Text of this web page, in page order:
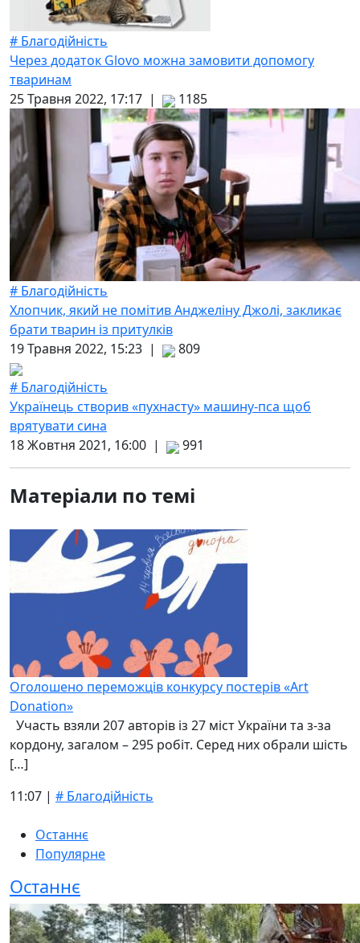
# Благодійність
Через додаток Glovo можна замовити допомогу
тваринам
25 Травня 2022, 17:17 |
1185
# Благодійність
Хлопчик, який не помітив Анджеліну Джолі, закликає
брати тварин із притулків
19 Травня 2022, 15:23 |
809
# Благодійність
Українець створив «пухнасту» машину-пса щоб
врятувати сина
18 Жовтня 2021, 16:00 |
991
Матеріали по темі
Оголошено переможців конкурсу постерів «Art
Donation»
Участь взяли 207 авторів із 27 міст України та з-за
кордону, загалом – 295 робіт. Серед них обрали шість
[…]
11:07 | # Благодійність
Останнє
Популярне
Останнє